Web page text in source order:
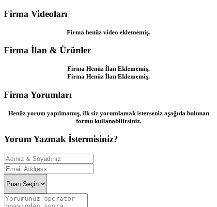
Firma Videoları
Firma henüz video eklememiş.
Firma İlan & Ürünler
Firma Henüz İlan Eklememiş.
Firma Henüz İlan Eklememiş.
Firma Yorumları
Henüz yorum yapılmamış, ilk siz yorumlamak isterseniz aşağıda bulunan
formu kullanabilirsiniz.
Yorum Yazmak İstermisiniz?